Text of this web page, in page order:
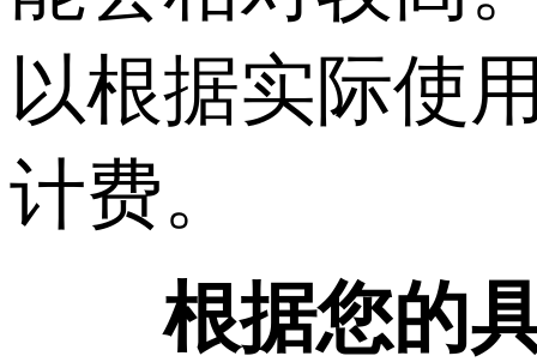
以根据实际使
计费。
根据您的